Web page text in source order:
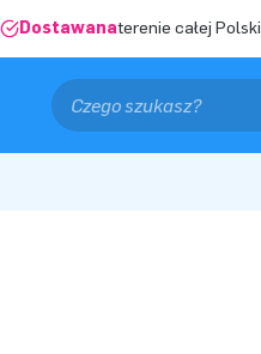
Dostawanaterenie całej Polski